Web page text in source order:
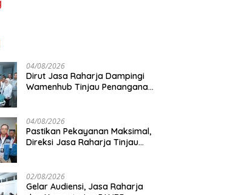
04/08/2026
Dirut Jasa Raharja Dampingi
Wamenhub Tinjau Penanganan
04/08/2026
Pastikan Pekayanan Maksimal,
Direksi Jasa Raharja Tinjau
02/08/2026
Gelar Audiensi, Jasa Raharja